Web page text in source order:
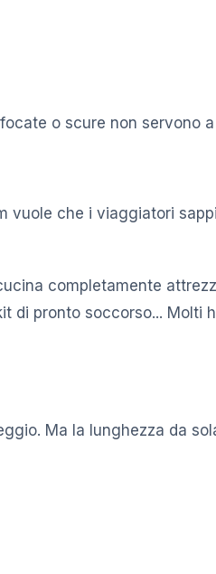
o scure non
che i viaggiatori
completamente
pronto soccorso... Molti
Ma la lunghezza da